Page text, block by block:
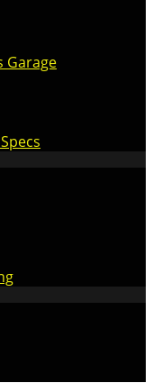
Garage